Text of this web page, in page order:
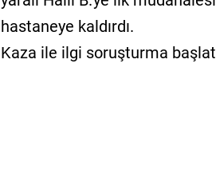
hastaneye kaldırdı.
Kaza ile ilgi soruşturma